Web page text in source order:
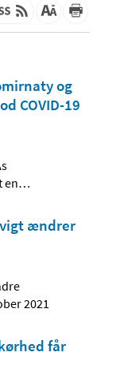
og
COVID-19
en…
ændrer
2021
får